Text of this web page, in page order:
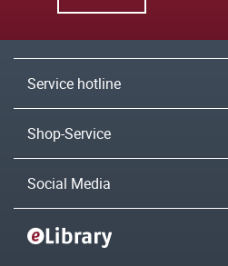
Service hotline
Shop-Service
Social Media